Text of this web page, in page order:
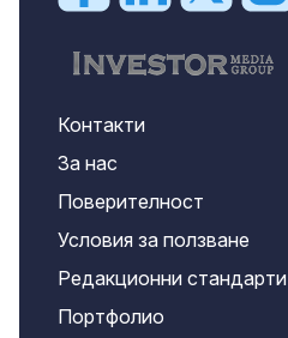
Контакти
За нас
Поверителност
Условия за ползване
Редакционни стандарти
Портфолио